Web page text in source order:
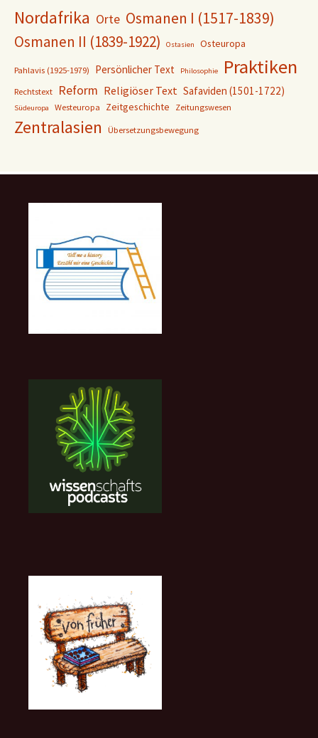
Nordafrika Orte Osmanen I (1517-1839)
Osmanen II (1839-1922)
Ostasien Osteuropa
Pahlavis (1925-1979) Persönlicher Text Philosophie Praktiken
Rechtstext Reform Religiöser Text Safaviden (1501-1722)
Südeuropa Westeuropa Zeitgeschichte Zeitungswesen
Zentralasien Übersetzungsbewegung